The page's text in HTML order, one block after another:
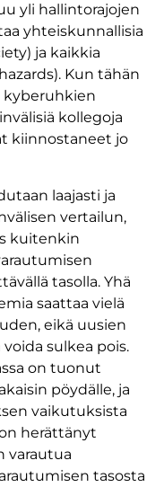
yli hallintorajojen
yhteiskunnallisia
ja kaikkia
Kun tähän
kyberuhkien
kollegoja
kiinnostaneet jo
laajasti ja
vertailun,
kuitenkin
tasolla. Yhä
saattaa vielä
eikä uusien
sulkea pois.
on tuonut
pöydälle, ja
vaikutuksista
herättänyt
varautua
tasosta